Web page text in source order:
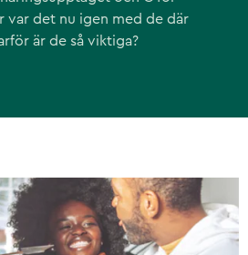
var det nu igen med de där
är de så viktiga?